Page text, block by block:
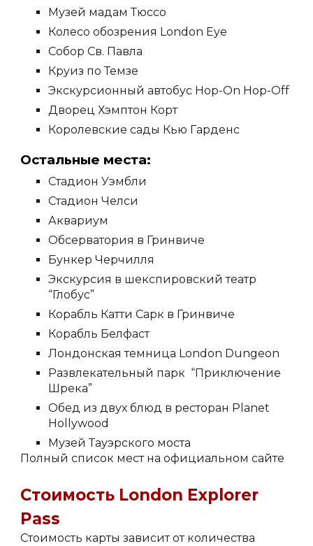
Музей мадам Тюссо
Колесо обозрения London Eye
Собор Св. Павла
Круиз по Темзе
Экскурсионный автобус Hop-On Hop-Off
Дворец Хэмптон Корт
Королевские сады Кью Гарденс
Остальные места:
Стадион Уэмбли
Стадион Челси
Аквариум
Обсерватория в Гринвиче
Бункер Черчилля
Экскурсия в шекспировский театр
“Глобус”
Корабль Катти Сарк в Гринвиче
Корабль Белфаст
Лондонская темница London Dungeon
Развлекательный парк “Приключение
Шрека”
Обед из двух блюд в ресторан Planet
Hollywood
Музей Тауэрского моста
Полный список мест на официальном сайте
Стоимость London Explorer
Pass
Стоимость карты зависит от количества